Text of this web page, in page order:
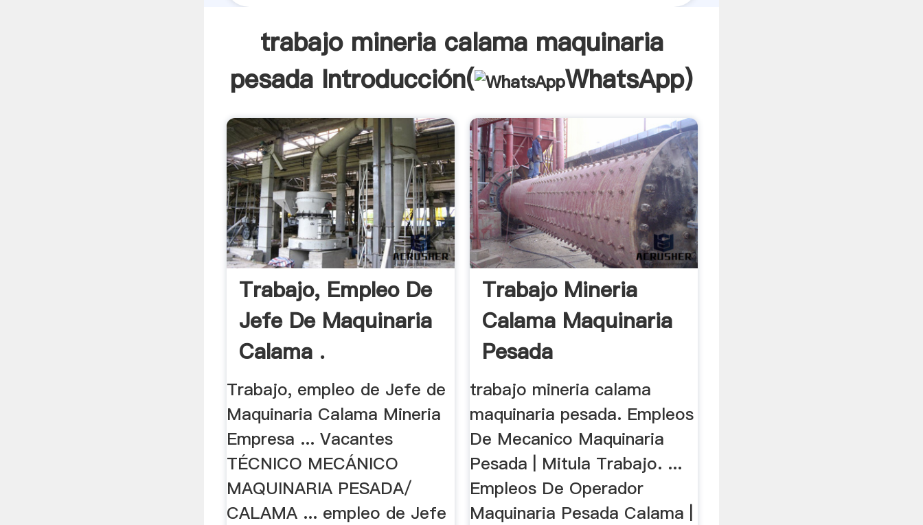
trabajo mineria calama maquinaria
pesada Introducción(
WhatsApp)
Trabajo, Empleo De
Jefe De Maquinaria
Calama .
Trabajo, empleo de Jefe de
Maquinaria Calama Mineria
Empresa ... Vacantes
TÉCNICO MECÁNICO
MAQUINARIA PESADA/
CALAMA ... empleo de Jefe
Trabajo Mineria
Calama Maquinaria
Pesada
trabajo mineria calama
maquinaria pesada. Empleos
De Mecanico Maquinaria
Pesada | Mitula Trabajo. ...
Empleos De Operador
Maquinaria Pesada Calama |